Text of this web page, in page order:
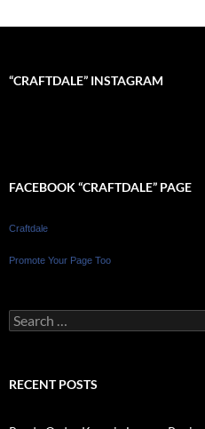
“CRAFTDALE” INSTAGRAM
FACEBOOK “CRAFTDALE” PAGE
Craftdale
Promote Your Page Too
Search
for:
RECENT POSTS